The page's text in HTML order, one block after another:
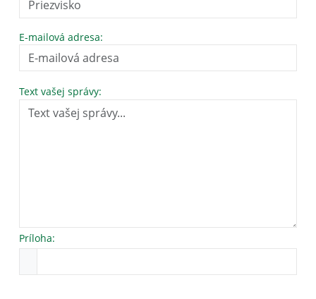
E-mailová adresa:
Text vašej správy:
Príloha: